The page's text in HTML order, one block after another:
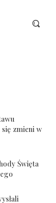
się zmieni w
Święta